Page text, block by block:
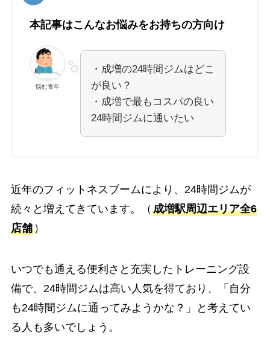
本記事はこんなお悩みをお持ちの方向け
悩む青年
・成増の24時間ジムはどこ
が良い？
・成増で最もコスパの良い
24時間ジムに通いたい
近年のフィットネスブームにより、24時間ジムが
続々と増えてきています。（ 成増駅周辺エリア全6
店舗）
いつでも通える便利さと充実したトレーニング設
備で、24時間ジムは高い人気を得ており、「自分
も24時間ジムに通ってみようかな？」と考えてい
る人も多いでしょう。